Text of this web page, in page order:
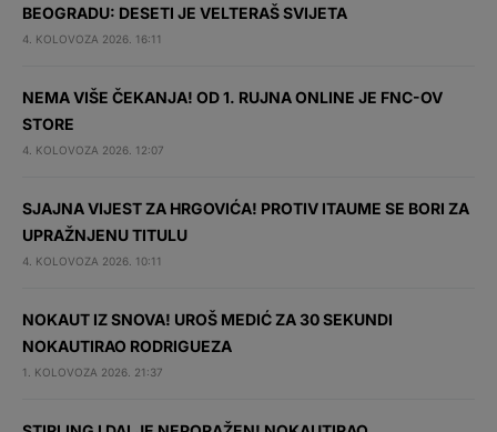
BEOGRADU: DESETI JE VELTERAŠ SVIJETA
4. KOLOVOZA 2026. 16:11
NEMA VIŠE ČEKANJA! OD 1. RUJNA ONLINE JE FNC-OV
STORE
4. KOLOVOZA 2026. 12:07
SJAJNA VIJEST ZA HRGOVIĆA! PROTIV ITAUME SE BORI ZA
UPRAŽNJENU TITULU
4. KOLOVOZA 2026. 10:11
NOKAUT IZ SNOVA! UROŠ MEDIĆ ZA 30 SEKUNDI
NOKAUTIRAO RODRIGUEZA
1. KOLOVOZA 2026. 21:37